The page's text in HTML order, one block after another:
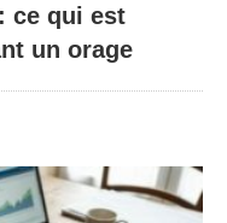
ce qui est
un orage